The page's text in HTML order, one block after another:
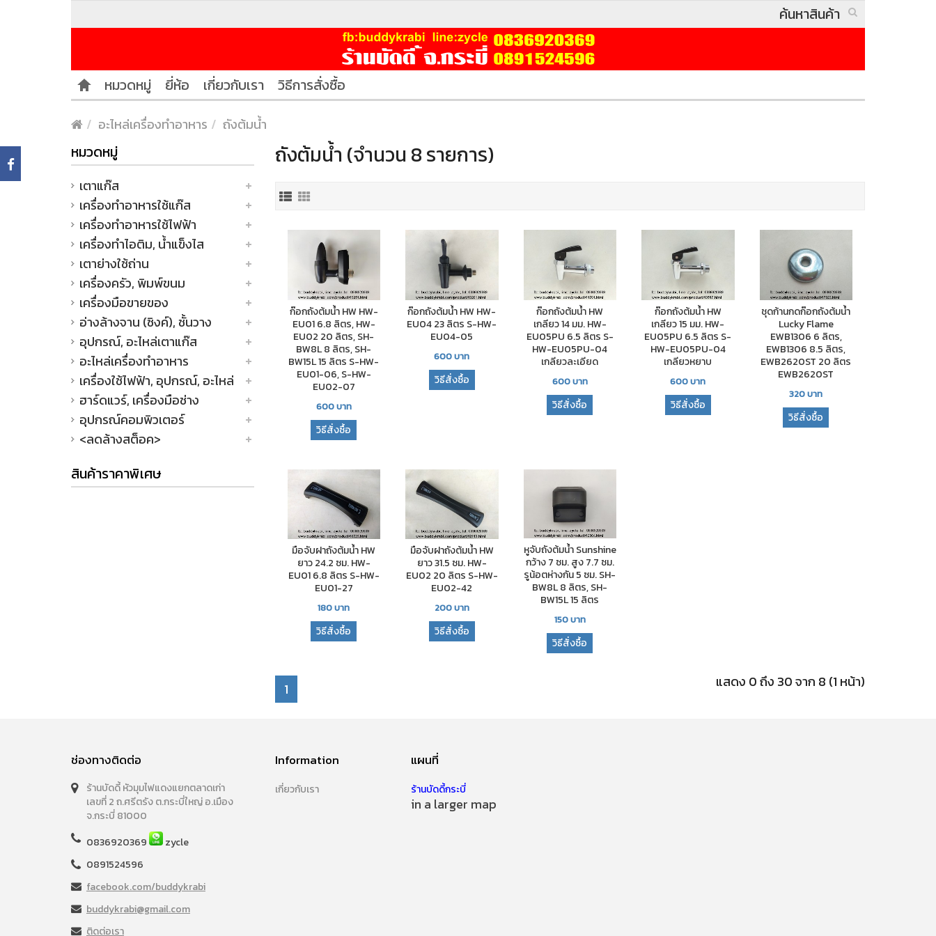
หมวดหมู่ ยี่ห้อ เกี่ยวกับเรา วิธีการสั่งซื้อ
อะไหล่เครื่องทำอาหาร ถังต้มน้ำ
หมวดหมู่
เตาแก๊ส
เครื่องทำอาหารใช้แก๊ส
เครื่องทำอาหารใช้ไฟฟ้า
เครื่องทำไอติม, น้ำแข็งไส
เตาย่างใช้ถ่าน
เครื่องครัว, พิมพ์ขนม
เครื่องมือขายของ
อ่างล้างจาน (ซิงค์), ชั้นวาง
อุปกรณ์, อะไหล่เตาแก๊ส
อะไหล่เครื่องทำอาหาร
เครื่องใช้ไฟฟ้า, อุปกรณ์, อะไหล่
ฮาร์ดแวร์, เครื่องมือช่าง
อุปกรณ์คอมพิวเตอร์
<ลดล้างสต็อค>
สินค้าราคาพิเศษ
ถังต้มน้ำ (จำนวน 8 รายการ)
ก๊อกถังต้มน้ำ HW HW-
EU01 6.8 ลิตร, HW-
EU02 20 ลิตร, SH-
BW8L 8 ลิตร, SH-
BW15L 15 ลิตร S-HW-
EU01-06, S-HW-
EU02-07
600บาท
วิธีสั่งซื้อ
ก๊อกถังต้มน้ำ HW HW-
EU04 23 ลิตร S-HW-
EU04-05
600บาท
วิธีสั่งซื้อ
ก๊อกถังต้มน้ำ HW
เกลียว 14 มม. HW-
EU05PU 6.5 ลิตร S-
HW-EU05PU-04
เกลียวละเอียด
600บาท
วิธีสั่งซื้อ
ก๊อกถังต้มน้ำ HW
เกลียว 15 มม. HW-
EU05PU 6.5 ลิตร S-
HW-EU05PU-04
เกลียวหยาบ
600บาท
วิธีสั่งซื้อ
ชุดก้านกดก๊อกถังต้มน้ำ
Lucky Flame
EWB1306 6 ลิตร,
EWB1306 8.5 ลิตร,
EWB2620ST 20 ลิตร
EWB2620ST
320บาท
วิธีสั่งซื้อ
มือจับฝาถังต้มน้ำ HW
ยาว 24.2 ซม. HW-
EU01 6.8 ลิตร S-HW-
EU01-27
180บาท
วิธีสั่งซื้อ
มือจับฝาถังต้มน้ำ HW
ยาว 31.5 ซม. HW-
EU02 20 ลิตร S-HW-
EU02-42
200บาท
วิธีสั่งซื้อ
หูจับถังต้มน้ำ Sunshine
กว้าง 7 ซม. สูง 7.7 ซม.
รูน้อตห่างกัน 5 ซม. SH-
BW8L 8 ลิตร, SH-
BW15L 15 ลิตร
150บาท
วิธีสั่งซื้อ
1 แสดง 0 ถึง 30 จาก 8 (1 หน้า)
ช่องทางติดต่อ
ร้านบัดดี้ หัวมุมไฟแดงแยกตลาดเก่า
เลขที่ 2 ถ.ศรีตรัง ต.กระบี่ใหญ่ อ.เมือง
จ.กระบี่ 81000
0836920369
zycle
0891524596
facebook.com/buddykrabi
buddykrabi@gmail.com
ติดต่อเรา
Information
เกี่ยวกับเรา
แผนที่
ร้านบัดดี้กระบี่
in a larger map